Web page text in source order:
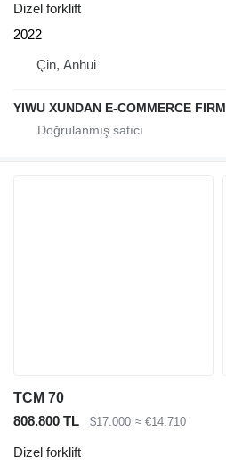
Dizel forklift
2022
Çin, Anhui
YIWU XUNDAN E-COMMERCE FIRM
TCM 70
808.800 TL
$17.000 ≈ €14.710
Dizel forklift